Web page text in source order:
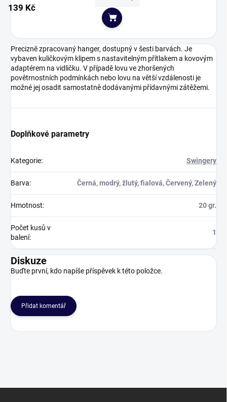
139 Kč
Do košíku
Precizně zpracovaný hanger, dostupný v šesti barvách. Je
vybaven kuličkovým klipem s nastavitelným přítlakem a kovovým
adaptérem na vidličku. V případě lovu ve zhoršených
povětrnostních podmínkách nebo lovu na větší vzdálenosti je
možné jej osadit samostatně dodávanými přídavnými zátěžemi.
Doplňkové parametry
Kategorie: Swingery
Barva: Černá, modrý, žlutý, fialová, Červený, Zelený
Hmotnost: 20 gr.
Počet kusů v
balení:
1
Diskuze
Buďte první, kdo napíše příspěvek k této položce.
Přidat komentář